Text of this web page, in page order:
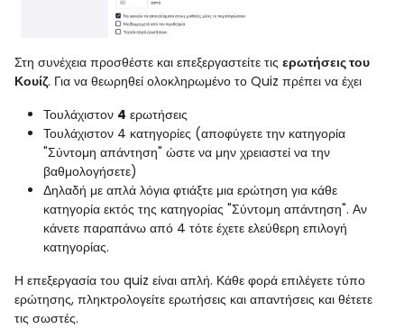
Στη συνέχεια προσθέστε και επεξεργαστείτε τις ερωτήσεις του
Κουίζ. Για να θεωρηθεί ολοκληρωμένο το Quiz πρέπει να έχει
Τουλάχιστον 4 ερωτήσεις
Τουλάχιστον 4 κατηγορίες (αποφύγετε την κατηγορία
"Σύντομη απάντηση" ώστε να μην χρειαστεί να την
βαθμολογήσετε)
Δηλαδή με απλά λόγια φτιάξτε μια ερώτηση για κάθε
κατηγορία εκτός της κατηγορίας "Σύντομη απάντηση". Αν
κάνετε παραπάνω από 4 τότε έχετε ελεύθερη επιλογή
κατηγορίας.
Η επεξεργασία του quiz είναι απλή. Κάθε φορά επιλέγετε τύπο
ερώτησης, πληκτρολογείτε ερωτήσεις και απαντήσεις και θέτετε
τις σωστές.